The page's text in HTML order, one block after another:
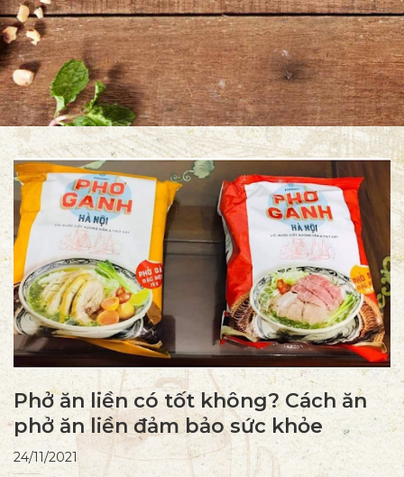
Phở ăn liền có tốt không? Cách ăn
phở ăn liền đảm bảo sức khỏe
24/11/2021